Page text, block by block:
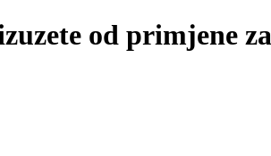
od primjene